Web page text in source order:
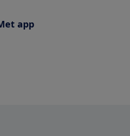
app
2024 625Wh toevoegen